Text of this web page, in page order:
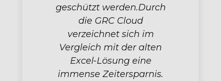
geschützt werden.Durch
die GRC Cloud
verzeichnet sich im
Vergleich mit der alten
Excel-Lösung eine
immense Zeitersparnis.